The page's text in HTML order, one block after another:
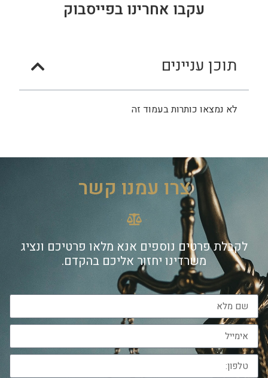
עקבו אחרינו בפייסבוק
תוכן עניינים
לא נמצאו כותרות בעמוד זה
צרו עמנו קשר
לקבלת פרטים נוספים אנא מלאו פרטיכם ונציג
משרדינו יחזור אליכם בהקדם.